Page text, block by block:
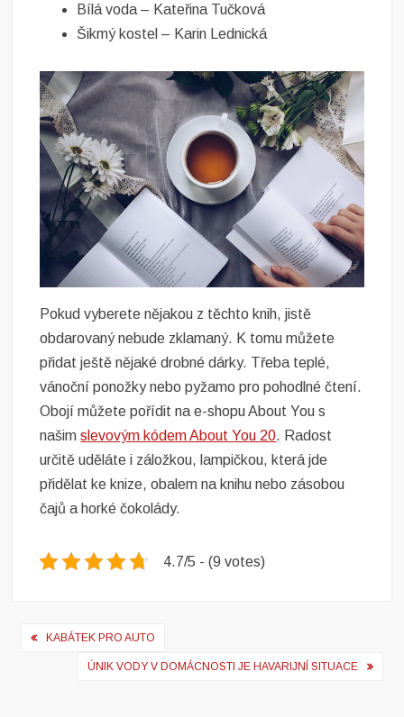
Bílá voda – Kateřina Tučková
Šikmý kostel – Karin Lednická
Pokud vyberete nějakou z těchto knih, jistě
obdarovaný nebude zklamaný. K tomu můžete
přidat ještě nějaké drobné dárky. Třeba teplé,
vánoční ponožky nebo pyžamo pro pohodlné čtení.
Obojí můžete pořídit na e-shopu About You s
našimslevovým kódem About You 20. Radost
určitě uděláte i záložkou, lampičkou, která jde
přidělat ke knize, obalem na knihu nebo zásobou
čajů a horké čokolády.
4.7/5 - (9 votes)
Navigace
KABÁTEK PRO AUTO
ÚNIK VODY V DOMÁCNOSTI JE HAVARIJNÍ SITUACE